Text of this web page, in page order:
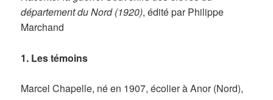
département du Nord (1920), édité par Philippe
Marchand
1. Les témoins
Marcel Chapelle, né en 1907, écolier à Anor (Nord),